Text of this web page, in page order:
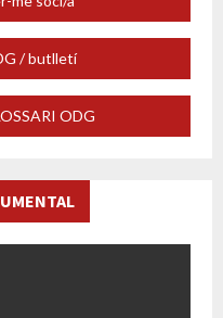
/ butlletí
ODG